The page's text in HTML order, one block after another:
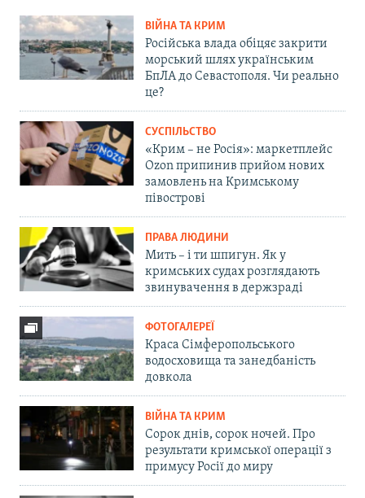
ВІЙНА ТА КРИМ
Російська влада обіцяє закрити
морський шлях українським
БпЛА до Севастополя. Чи реально
це?
СУСПІЛЬСТВО
«Крим – не Росія»: маркетплейс
Ozon припинив прийом нових
замовлень на Кримському
півострові
ПРАВА ЛЮДИНИ
Мить – і ти шпигун. Як у
кримських судах розглядають
звинувачення в держзраді
ФОТОГАЛЕРЕЇ
Краса Сімферопольського
водосховища та занедбаність
довкола
ВІЙНА ТА КРИМ
Сорок днів, сорок ночей. Про
результати кримської операції з
примусу Росії до миру